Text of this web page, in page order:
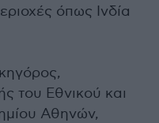
όπως Ινδία
του Εθνικού και
Αθηνών,